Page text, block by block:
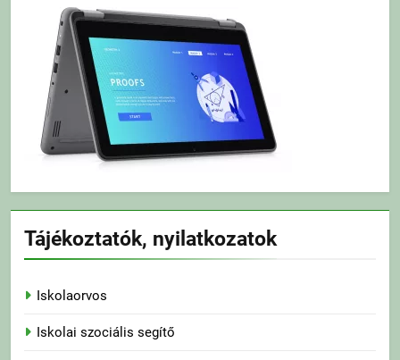
Tájékoztatók, nyilatkozatok
Iskolaorvos
Iskolai szociális segítő